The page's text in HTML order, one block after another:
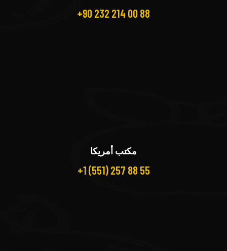
+90 232 214 00 88
مكتب أمريكا
+1 (551) 257 88 55